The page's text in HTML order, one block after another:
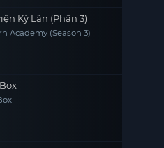
Kỳ Lân (Phần 3)
Academy (Season 3)